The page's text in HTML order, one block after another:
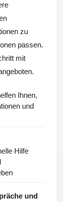
zu
passen.
mit
Ihnen,
und
Hilfe
und